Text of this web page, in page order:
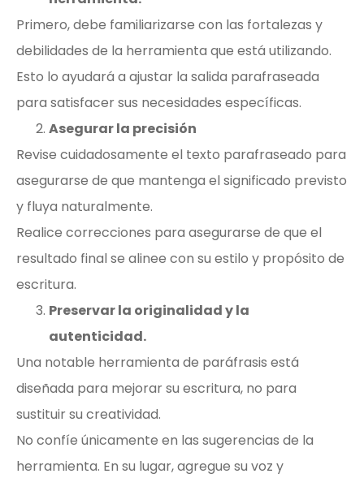
Primero, debe familiarizarse con las fortalezas y
debilidades de la herramienta que está utilizando.
Esto lo ayudará a ajustar la salida parafraseada
para satisfacer sus necesidades específicas.
Asegurar la precisión
Revise cuidadosamente el texto parafraseado para
asegurarse de que mantenga el significado previsto
y fluya naturalmente.
Realice correcciones para asegurarse de que el
resultado final se alinee con su estilo y propósito de
escritura.
Preservar la originalidad y la
autenticidad.
Una notable herramienta de paráfrasis está
diseñada para mejorar su escritura, no para
sustituir su creatividad.
No confíe únicamente en las sugerencias de la
herramienta. En su lugar, agregue su voz y